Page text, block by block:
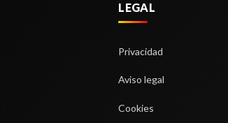
LEGAL
Privacidad
Aviso legal
Cookies